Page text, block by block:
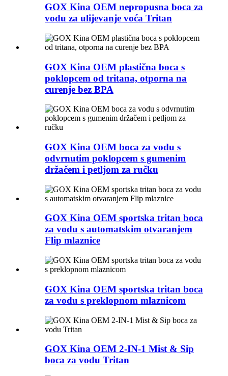
GOX Kina OEM nepropusna boca za
vodu za ulijevanje voća Tritan
GOX Kina OEM plastična boca s
poklopcem od tritana, otporna na
curenje bez BPA
GOX Kina OEM boca za vodu s
odvrnutim poklopcem s gumenim
držačem i petljom za ručku
GOX Kina OEM sportska tritan boca
za vodu s automatskim otvaranjem
Flip mlaznice
GOX Kina OEM sportska tritan boca
za vodu s preklopnom mlaznicom
GOX Kina OEM 2-IN-1 Mist & Sip
boca za vodu Tritan